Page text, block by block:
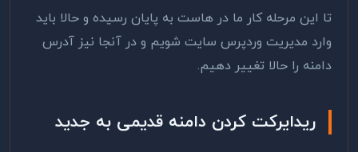
تا این مرحله کار ما در هاست به پایان رسیده و حالا باید
وارد مدیریت وردپرس سایت شویم و در آنجا نیز آدرس
دامنه را حالا تغییر دهیم.
ریدایرکت کردن دامنه قدیمی به جدید